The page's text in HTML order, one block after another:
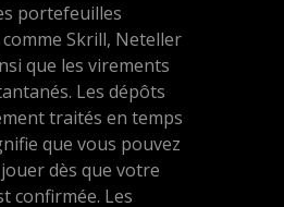
portefeuilles
Skrill, Neteller
que les virements
Les dépôts
traités en temps
que vous pouvez
dès que votre
confirmée. Les